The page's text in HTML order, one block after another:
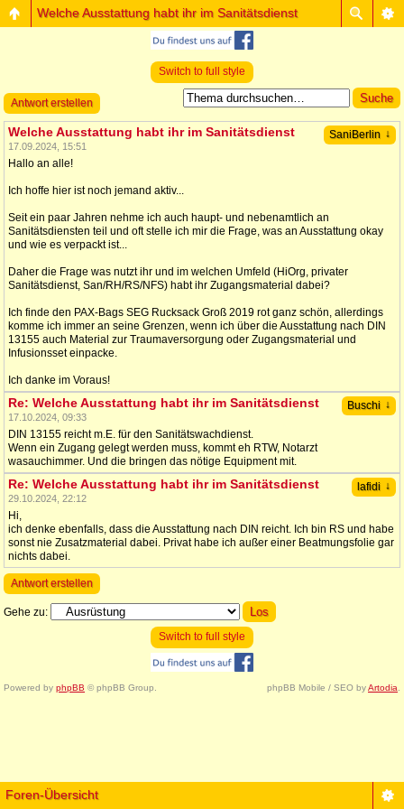
Welche Ausstattung habt ihr im Sanitätsdienst
Switch to full style
Antwort erstellen
SaniBerlin ↓
Welche Ausstattung habt ihr im Sanitätsdienst
17.09.2024, 15:51
Hallo an alle!
Ich hoffe hier ist noch jemand aktiv...
Seit ein paar Jahren nehme ich auch haupt- und nebenamtlich an
Sanitätsdiensten teil und oft stelle ich mir die Frage, was an Ausstattung okay
und wie es verpackt ist...
Daher die Frage was nutzt ihr und im welchen Umfeld (HiOrg, privater
Sanitätsdienst, San/RH/RS/NFS) habt ihr Zugangsmaterial dabei?
Ich finde den PAX-Bags SEG Rucksack Groß 2019 rot ganz schön, allerdings
komme ich immer an seine Grenzen, wenn ich über die Ausstattung nach DIN
13155 auch Material zur Traumaversorgung oder Zugangsmaterial und
Infusionsset einpacke.
Ich danke im Voraus!
Buschi ↓
Re: Welche Ausstattung habt ihr im Sanitätsdienst
17.10.2024, 09:33
DIN 13155 reicht m.E. für den Sanitätswachdienst.
Wenn ein Zugang gelegt werden muss, kommt eh RTW, Notarzt
wasauchimmer. Und die bringen das nötige Equipment mit.
lafidi ↓
Re: Welche Ausstattung habt ihr im Sanitätsdienst
29.10.2024, 22:12
Hi,
ich denke ebenfalls, dass die Ausstattung nach DIN reicht. Ich bin RS und habe
sonst nie Zusatzmaterial dabei. Privat habe ich außer einer Beatmungsfolie gar
nichts dabei.
Antwort erstellen
Gehe zu:
Switch to full style
Powered by phpBB © phpBB Group. phpBB Mobile / SEO byArtodia
Foren-Übersicht